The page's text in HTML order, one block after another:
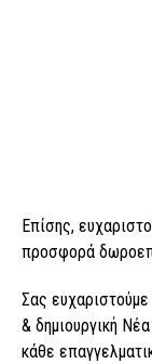
Επίσης,
προσφορά
Σας
& δημιουργική
κάθε